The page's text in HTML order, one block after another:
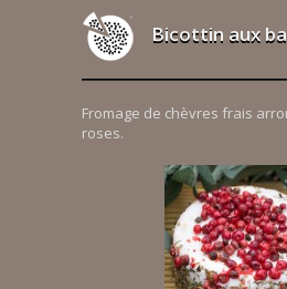
Bicottin aux
Fromage de chèvres frais
roses.